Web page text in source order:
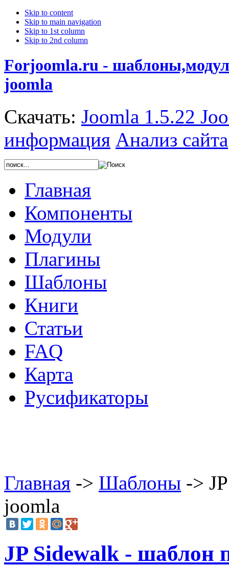
Skip to content
Skip to main navigation
Skip to 1st column
Skip to 2nd column
Forjoomla.ru -
joomla
Скачать: Joomla 1.5.22
информация Анализ сайта
Главная
Компоненты
Модули
Плагины
Шаблоны
Книги
Статьи
FAQ
Карта
Русификаторы
Главная -> Шаблоны ->
joomla
JP Sidewalk - шаблон